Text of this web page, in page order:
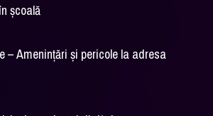
școală
– Amenințări și pericole la adresa